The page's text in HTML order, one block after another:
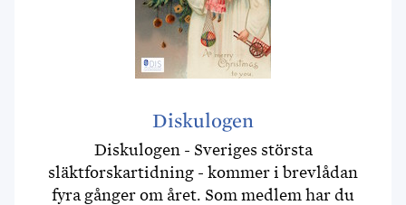
Diskulogen
Diskulogen - Sveriges största
släktforskartidning - kommer i brevlådan
fyra gånger om året. Som medlem har du